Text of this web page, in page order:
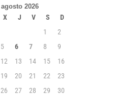
agosto 2026
X J V S
D
1
2
5 6 7 8
9
12 13 14 15
16
19 20 21 22
23
26 27 28 29
30